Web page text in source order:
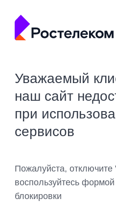
Уважаемый
наш сайт
при
сервисов
Пожалуйста, отключите
воспользуйтесь
блокировки